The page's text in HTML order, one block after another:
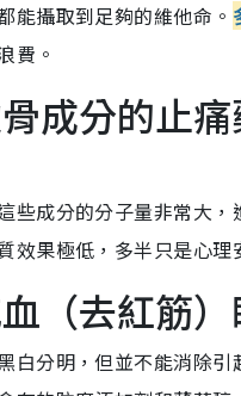
能攝取到足夠的維他命。
費。
成分的止
些成分的分子量非常大
效果極低，多半只是心理
（去紅筋
白分明，但並不能消除引